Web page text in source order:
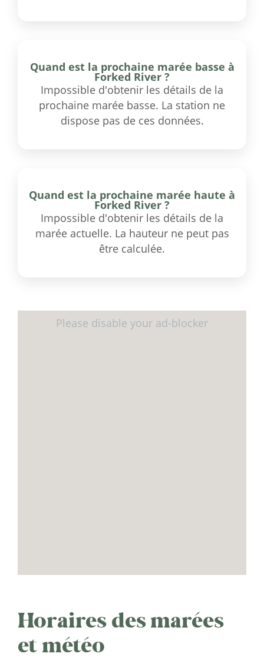
Quand est la prochaine marée basse à
Forked River ?
Impossible d'obtenir les détails de la
prochaine marée basse. La station ne
dispose pas de ces données.
Quand est la prochaine marée haute à
Forked River ?
Impossible d'obtenir les détails de la
marée actuelle. La hauteur ne peut pas
être calculée.
Horaires des marées
et météo